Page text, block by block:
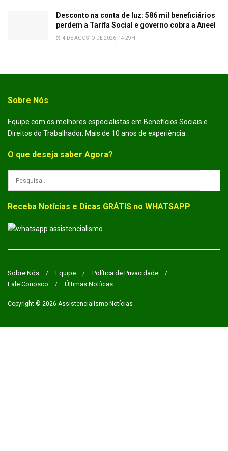
Desconto na conta de luz: 586 mil beneficiários
perdem a Tarifa Social e governo cobra a Aneel
4 DE AGOSTO DE 2026, 14:29H
Sobre Nós
Equipe com os melhores especialistas em Benefícios Sociais e
Direitos do Trabalhador. Mais de 10 anos de experiência.
O que deseja saber Agora?
Receba Notícias e Dicas GRÁTIS no WHATSAPP
Sobre Nós Equipe
Política de Privacidade
Fale Conosco
Últimas Notícias
Copyright © 2026 Assistencialismo Notícias